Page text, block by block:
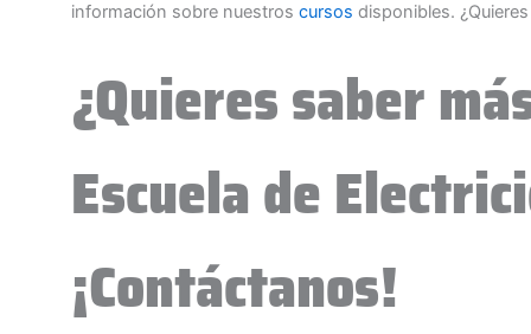
información sobre nuestros cursos disponibles.
¿Quieres saber
Escuela de
¡Contáctanos!